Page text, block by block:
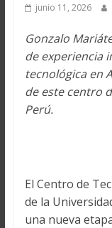
junio 11, 2026
Gonzalo
de experiencia
tecnológica en
de este centro
Perú.
El Centro de
de la
una nueva